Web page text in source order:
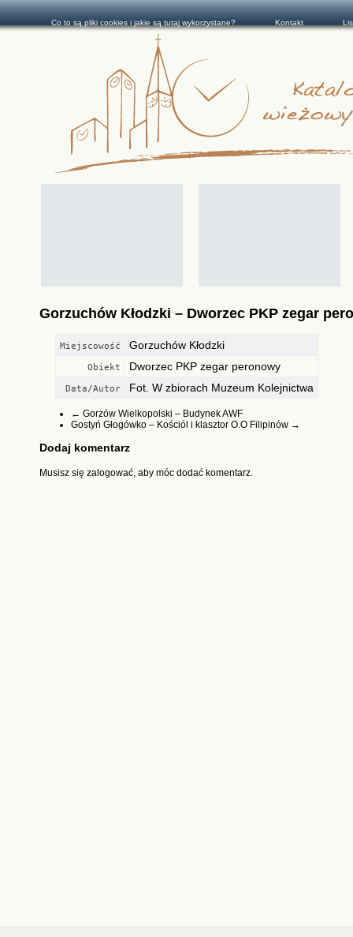
Gorzuchów Kłodzki – Dworzec PKP zegar
Miejscowość Gorzuchów Kłodzki
Obiekt Dworzec PKP zegar peronowy
Data/Autor Fot. W zbiorach Muzeum Kolejnictwa
← Gorzów Wielkopolski – Budynek AWF
Gostyń Głogówko – Kościól i klasztor O.O Filipinów →
Dodaj komentarz
Musisz się zalogować, aby móc dodać komentarz.
Co to są pliki cookies i jakie są tutaj wykorzystane? Kontakt